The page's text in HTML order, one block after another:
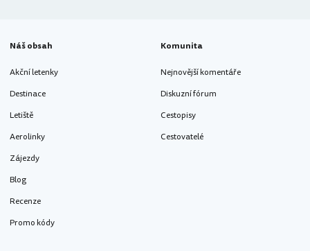
Náš obsah
Akční letenky
Destinace
Letiště
Aerolinky
Zájezdy
Blog
Recenze
Promo kódy
Komunita
Nejnovější komentáře
Diskuzní fórum
Cestopisy
Cestovatelé